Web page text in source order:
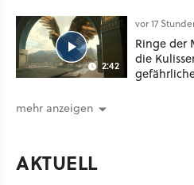
2:42
vor 17
Ringe der
die
mehr anzeigen
AKTUELL